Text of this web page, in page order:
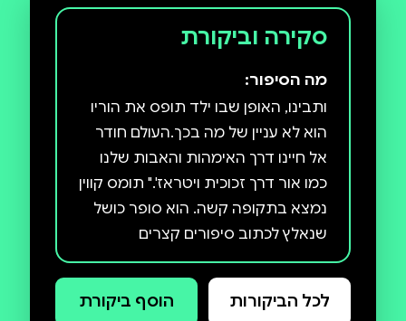
סקירה וביקורת
מה הסיפור:
ותבינו, האופן שבו ילד תופס את הוריו
הוא לא עניין של מה בכך.העולם חודר
אל חיינו דרך האימהות והאבות שלנו
כמו אור דרך זכוכית ויטראז'." תומס קווין
נמצא בתקופה קשה. הוא סופר כושל
שנאלץ לכתוב סיפורים קצרים
ותסריטים לדמויות של אחרים. אשתו,
אימוג'ן, עובדת באי מרוחק בקצה
העולם, והתקשורת איתה כבר לא מה
לכל הביקורות הוסף ביקורת